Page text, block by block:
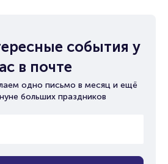
события у
в почте
одно письмо в месяц и ещё
больших праздников